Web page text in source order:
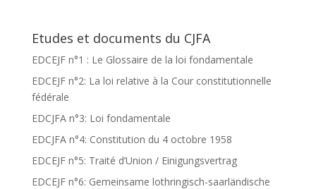
Etudes et documents du CJFA
EDCEJF n°1 : Le Glossaire de la loi fondamentale
EDCEJF n°2: La loi relative à la Cour constitutionnelle
fédérale
EDCJFA n°3: Loi fondamentale
EDCJFA n°4: Constitution du 4 octobre 1958
EDCEJF n°5: Traité d’Union / Einigungsvertrag
EDCEJF n°6: Gemeinsame lothringisch-saarländische